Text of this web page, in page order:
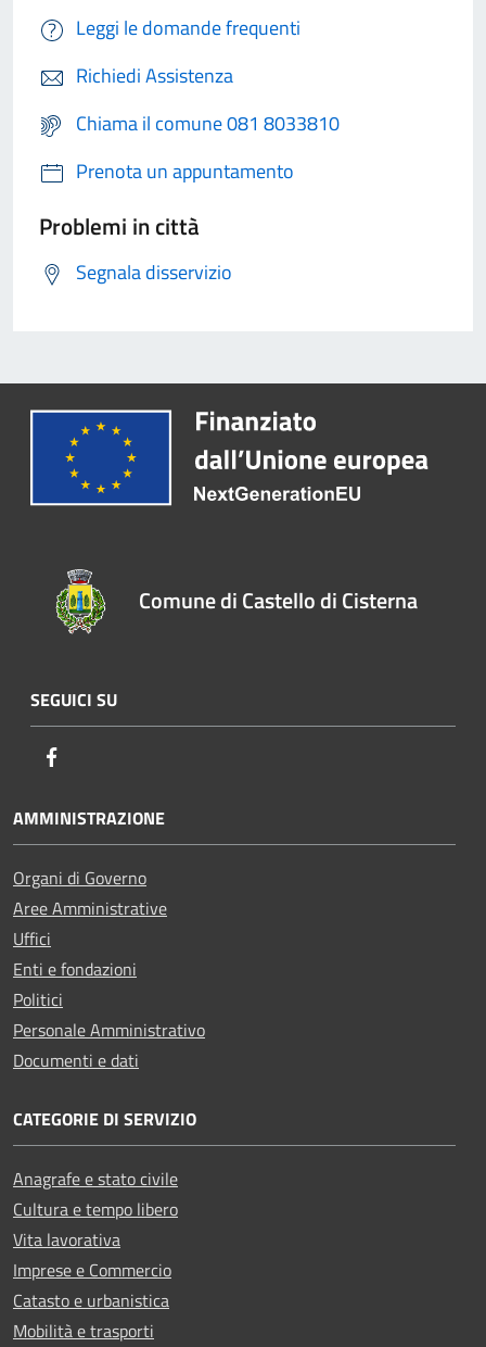
Leggi le domande frequenti
Richiedi Assistenza
Chiama il comune 081 8033810
Prenota un appuntamento
Problemi in città
Segnala disservizio
Comune di Castello di Cisterna
SEGUICI SU
AMMINISTRAZIONE
Organi di Governo
Aree Amministrative
Uffici
Enti e fondazioni
Politici
Personale Amministrativo
Documenti e dati
CATEGORIE DI SERVIZIO
Anagrafe e stato civile
Cultura e tempo libero
Vita lavorativa
Imprese e Commercio
Catasto e urbanistica
Mobilità e trasporti